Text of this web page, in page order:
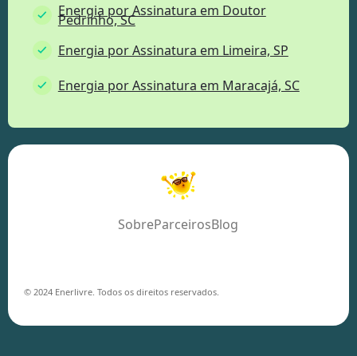
Energia por Assinatura em Doutor
Pedrinho, SC
Energia por Assinatura em Limeira, SP
Energia por Assinatura em Maracajá, SC
© 2024 Enerlivre. Todos os direitos reservados.
SobreParceirosBlog